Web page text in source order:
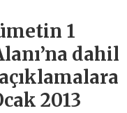
1
dahil
2013